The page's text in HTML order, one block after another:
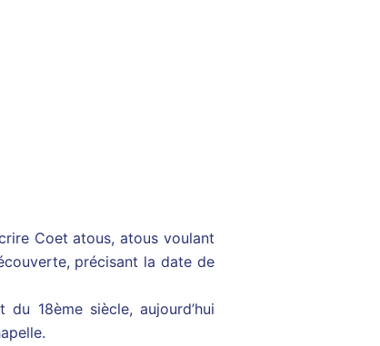
Coet atous, atous voulant
précisant la date de
18ème siècle, aujourd’hui